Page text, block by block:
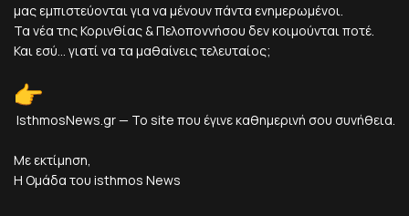
μας εμπιστεύονται για να μένουν πάντα ενημερωμένοι.
Τα νέα της Κορινθίας & Πελοποννήσου δεν κοιμούνται ποτέ.
Και εσύ... γιατί να τα μαθαίνεις τελευταίος;
IsthmosNews.gr — Το site που έγινε καθημερινή σου συνήθεια.
Με εκτίμηση,
Η Ομάδα του isthmos News